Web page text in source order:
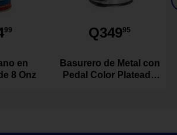
99
en
8 Onz
Q34995
Basurero de Metal con
Pedal Color Plateado